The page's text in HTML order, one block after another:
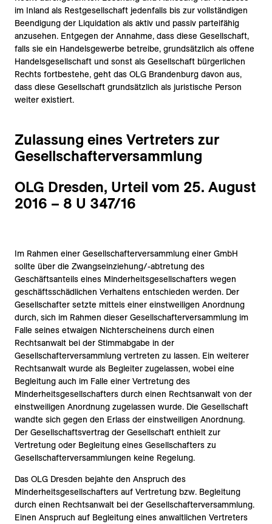
im Inland als Restgesellschaft jedenfalls bis zur vollständigen
Beendigung der Liquidation als aktiv und passiv parteifähig
anzusehen. Entgegen der Annahme, dass diese Gesellschaft,
falls sie ein Handelsgewerbe betreibe, grundsätzlich als offene
Handelsgesellschaft und sonst als Gesellschaft bürgerlichen
Rechts fortbestehe, geht das OLG Brandenburg davon aus,
dass diese Gesellschaft grundsätzlich als juristische Person
weiter existiert.
Zulassung eines Vertreters zur
Gesellschafterversammlung
OLG Dresden, Urteil vom 25. August
2016 – 8 U 347/16
Im Rahmen einer Gesellschafterversammlung einer GmbH
sollte über die Zwangseinziehung/-abtretung des
Geschäftsanteils eines Minderheitsgesellschafters wegen
geschäftsschädlichen Verhaltens entschieden werden. Der
Gesellschafter setzte mittels einer einstweiligen Anordnung
durch, sich im Rahmen dieser Gesellschafterversammlung im
Falle seines etwaigen Nichterscheinens durch einen
Rechtsanwalt bei der Stimmabgabe in der
Gesellschafterversammlung vertreten zu lassen. Ein weiterer
Rechtsanwalt wurde als Begleiter zugelassen, wobei eine
Begleitung auch im Falle einer Vertretung des
Minderheitsgesellschafters durch einen Rechtsanwalt von der
einstweiligen Anordnung zugelassen wurde. Die Gesellschaft
wandte sich gegen den Erlass der einstweiligen Anordnung.
Der Gesellschaftsvertrag der Gesellschaft enthielt zur
Vertretung oder Begleitung eines Gesellschafters zu
Gesellschafterversammlungen keine Regelung.
Das OLG Dresden bejahte den Anspruch des
Minderheitsgesellschafters auf Vertretung bzw. Begleitung
durch einen Rechtsanwalt bei der Gesellschafterversammlung.
Einen Anspruch auf Begleitung eines anwaltlichen Vertreters